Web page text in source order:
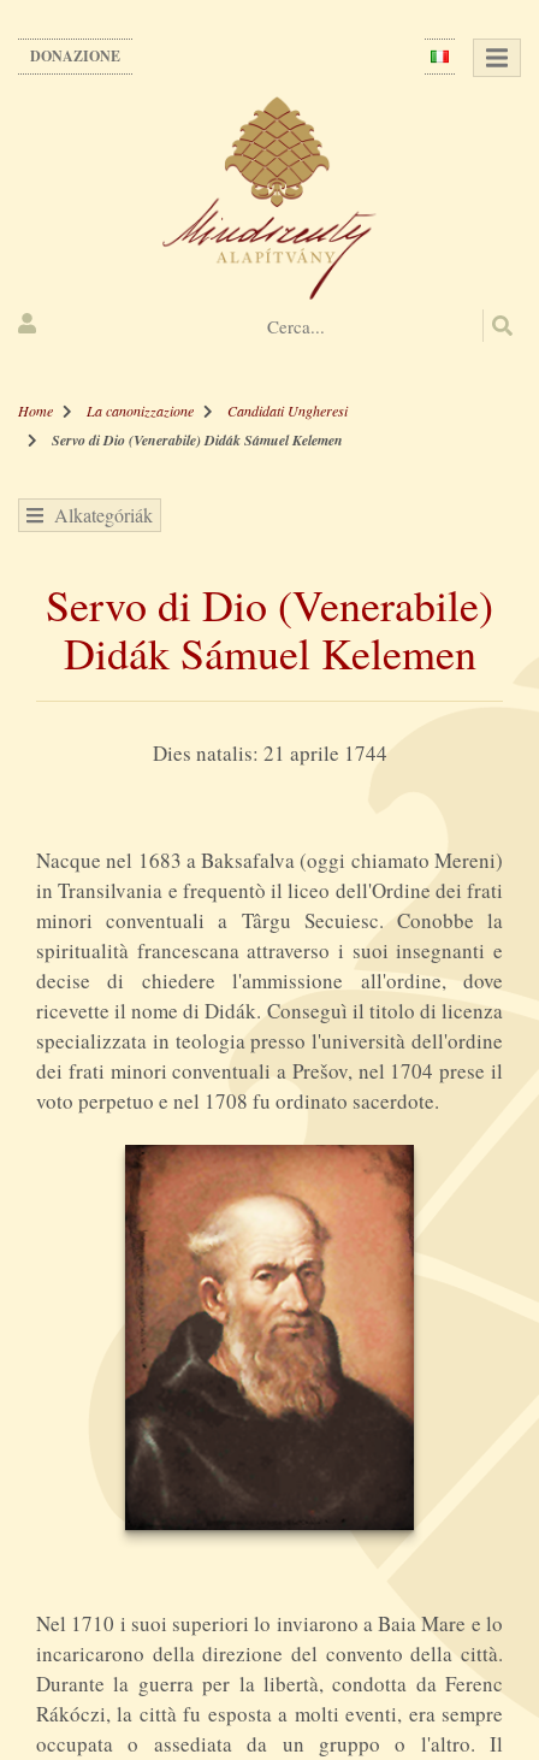
contenuto
DONAZIONE
Home La canonizzazione Candidati Ungheresi
Servo di Dio (Venerabile) Didák Sámuel Kelemen
Alkategóriák
Servo di Dio (Venerabile)
Didák Sámuel Kelemen
Dies natalis: 21 aprile 1744
Nacque nel 1683 a Baksafalva (oggi chiamato Mereni)
in Transilvania e frequentò il liceo dell'Ordine dei frati
minori conventuali a Târgu Secuiesc. Conobbe la
spiritualità francescana attraverso i suoi insegnanti e
decise di chiedere l'ammissione all'ordine, dove
ricevette il nome di Didák. Conseguì il titolo di licenza
specializzata in teologia presso l'università dell'ordine
dei frati minori conventuali a Prešov, nel 1704 prese il
voto perpetuo e nel 1708 fu ordinato sacerdote.
Nel 1710 i suoi superiori lo inviarono a Baia Mare e lo
incaricarono della direzione del convento della città.
Durante la guerra per la libertà, condotta da Ferenc
Rákóczi, la città fu esposta a molti eventi, era sempre
occupata o assediata da un gruppo o l'altro. Il